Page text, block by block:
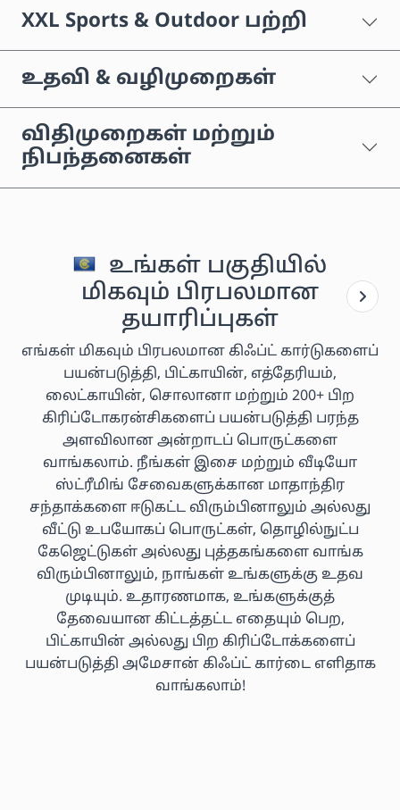
XXL Sports & Outdoor பற்றி
உதவி & வழிமுறைகள்
விதிமுறைகள் மற்றும்
நிபந்தனைகள்
உங்கள் பகுதியில்
மிகவும் பிரபலமான
தயாரிப்புகள்
எங்கள் மிகவும் பிரபலமான கிஃப்ட் கார்டுகளைப்
பயன்படுத்தி, பிட்காயின், எத்தேரியம்,
லைட்காயின், சொலானா மற்றும் 200+ பிற
கிரிப்டோகரன்சிகளைப் பயன்படுத்தி பரந்த
அளவிலான அன்றாடப் பொருட்களை
வாங்கலாம். நீங்கள் இசை மற்றும் வீடியோ
ஸ்ட்ரீமிங் சேவைகளுக்கான மாதாந்திர
சந்தாக்களை ஈடுகட்ட விரும்பினாலும் அல்லது
வீட்டு உபயோகப் பொருட்கள், தொழில்நுட்ப
கேஜெட்டுகள் அல்லது புத்தகங்களை வாங்க
விரும்பினாலும், நாங்கள் உங்களுக்கு உதவ
முடியும். உதாரணமாக, உங்களுக்குத்
தேவையான கிட்டத்தட்ட எதையும் பெற,
பிட்காயின் அல்லது பிற கிரிப்டோக்களைப்
பயன்படுத்தி அமேசான் கிஃப்ட் கார்டை எளிதாக
வாங்கலாம்!